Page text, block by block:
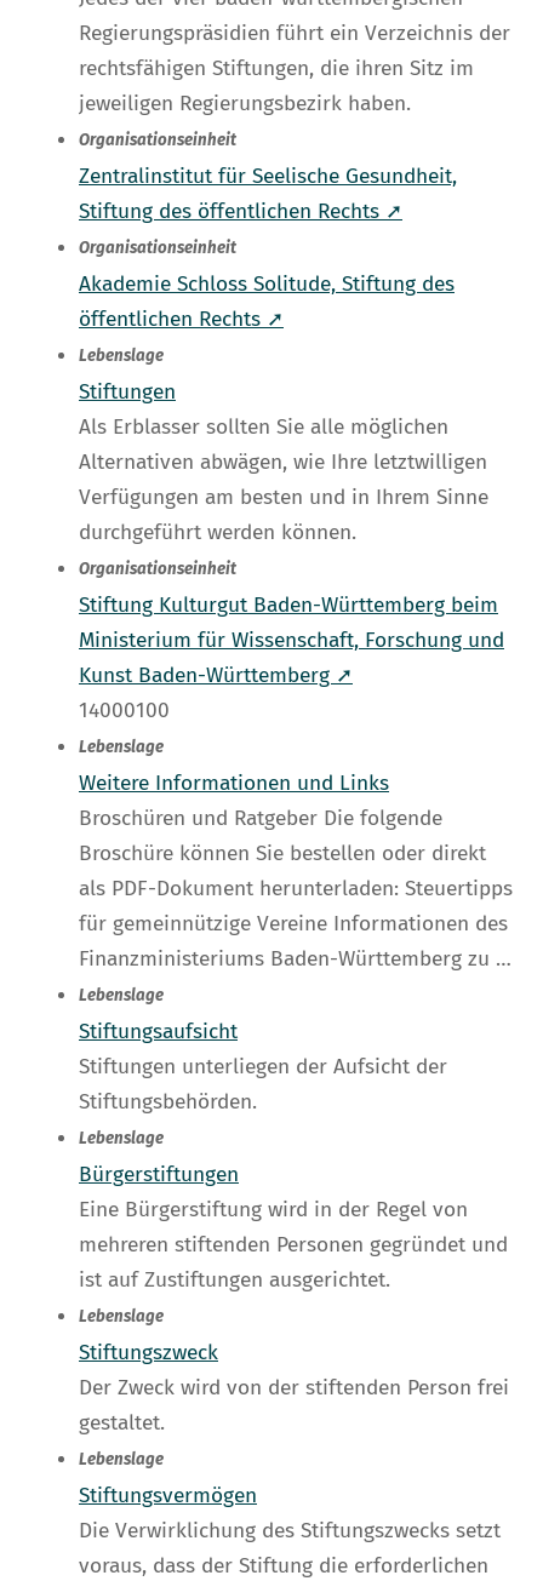
Regierungspräsidien führt ein Verzeichnis der
rechtsfähigen Stiftungen, die ihren Sitz im
jeweiligen Regierungsbezirk haben.
Organisationseinheit
Zentralinstitut für Seelische Gesundheit,
Stiftung des öffentlichen Rechts ➚
Organisationseinheit
Akademie Schloss Solitude, Stiftung des
öffentlichen Rechts ➚
Lebenslage
Stiftungen
Als Erblasser sollten Sie alle möglichen
Alternativen abwägen, wie Ihre letztwilligen
Verfügungen am besten und in Ihrem Sinne
durchgeführt werden können.
Organisationseinheit
Stiftung Kulturgut Baden-Württemberg beim
Ministerium für Wissenschaft, Forschung und
Kunst Baden-Württemberg ➚
14000100
Lebenslage
Weitere Informationen und Links
Broschüren und Ratgeber Die folgende
Broschüre können Sie bestellen oder direkt
als PDF-Dokument herunterladen: Steuertipps
für gemeinnützige Vereine Informationen des
Finanzministeriums Baden-Württemberg zu …
Lebenslage
Stiftungsaufsicht
Stiftungen unterliegen der Aufsicht der
Stiftungsbehörden.
Lebenslage
Bürgerstiftungen
Eine Bürgerstiftung wird in der Regel von
mehreren stiftenden Personen gegründet und
ist auf Zustiftungen ausgerichtet.
Lebenslage
Stiftungszweck
Der Zweck wird von der stiftenden Person frei
gestaltet.
Lebenslage
Stiftungsvermögen
Die Verwirklichung des Stiftungszwecks setzt
voraus, dass der Stiftung die erforderlichen